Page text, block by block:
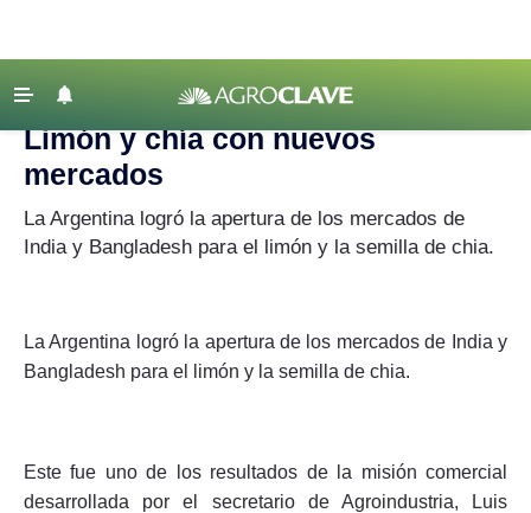
Agricultura
Lechería
Agenda
Agronegocios
‹ VOLVER
Agroclave
Limón y chía con nuevos
mercados
La Argentina logró la apertura de los mercados de
India y Bangladesh para el limón y la semilla de chia.
La Argentina logró la apertura de los mercados de India y
Bangladesh para el limón y la semilla de chia.
Este fue uno de los resultados de la misión comercial
desarrollada por el secretario de Agroindustria, Luis